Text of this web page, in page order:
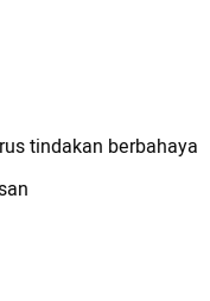
tindakan berbahaya